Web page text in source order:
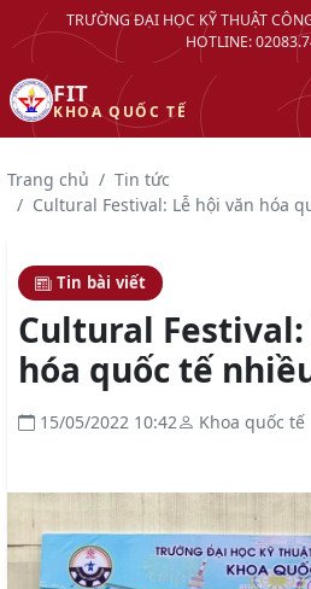
TRƯỜNG ĐẠI HỌC KỸ THUẬT
HOTLINE:
FIT
KHOA QUỐC TẾ
Trang chủ
Tin tức
Cultural Festival: Lễ hội văn hóa
Tin bài viết
Cultural
hóa quốc tế
15/05/2022 10:42 Khoa quốc tế